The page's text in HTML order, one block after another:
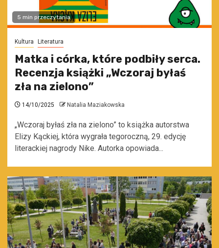
5 min przeczytania
Kultura Literatura
Matka i córka, które podbiły serca.
Recenzja książki „Wczoraj byłaś
zła na zielono”
14/10/2025 Natalia Maziakowska
„Wczoraj byłaś zła na zielono” to książka autorstwa
Elizy Kąckiej, która wygrała tegoroczną, 29. edycję
literackiej nagrody Nike. Autorka opowiada...